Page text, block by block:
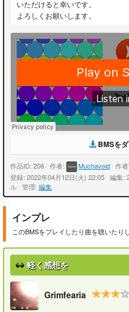
いただけると幸いです。
よろしくお願いします。
BMSを
作品ID: 206 作者: Muchavoid 作
登録: 2022年04月12日(火) 22:05 編集:
ル 管理: 編集
インプレ
このBMSをプレイしたり曲を聴いたり
軽く感想を
Grimfearia